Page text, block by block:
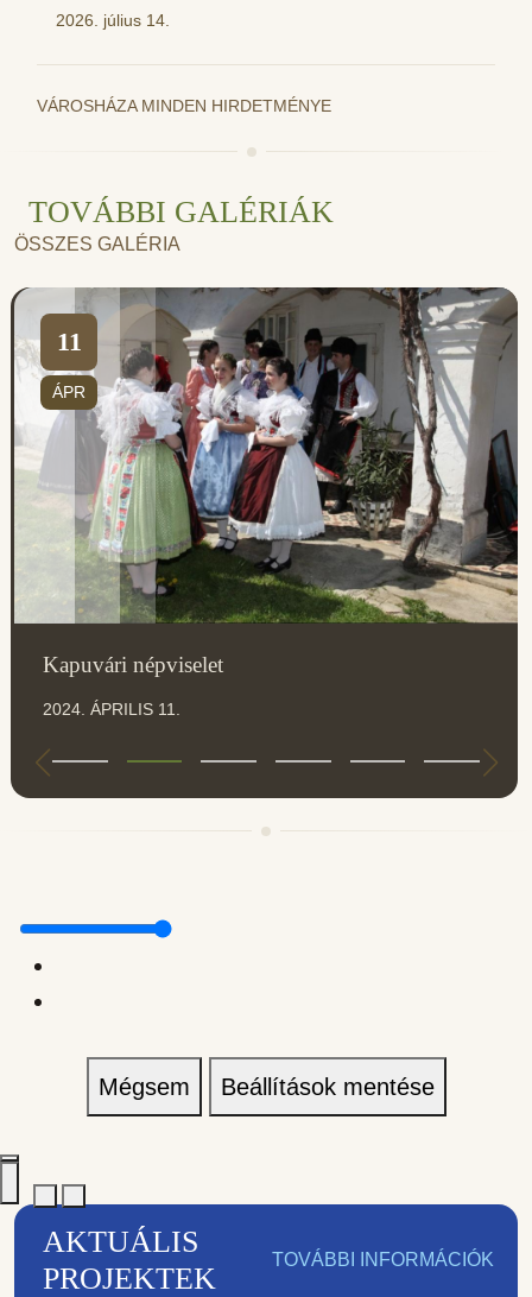
2026. július 14.
VÁROSHÁZA MINDEN HIRDETMÉNYE
TOVÁBBI GALÉRIÁK
ÖSSZES GALÉRIA
11
ÁPR
Kapuvári népviselet
2024. ÁPRILIS 11.
Mégsem Beállítások mentése
AKTUÁLIS
PROJEKTEK
TOVÁBBI INFORMÁCIÓK